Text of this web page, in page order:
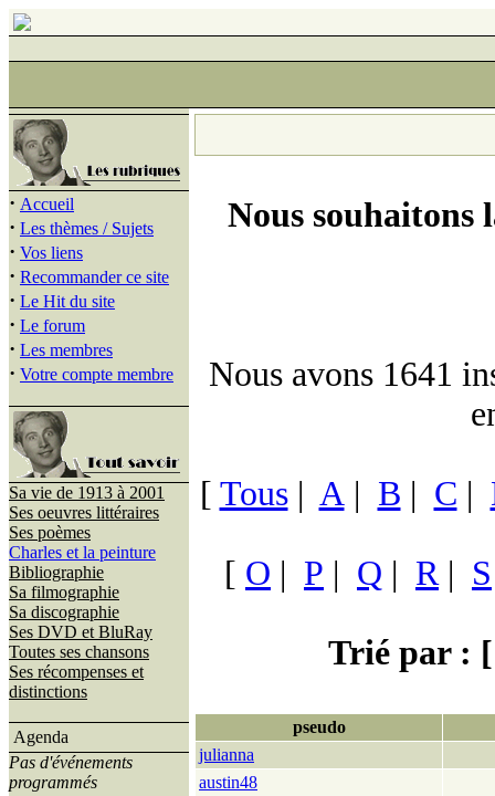
· Accueil
· Les thèmes / Sujets
· Vos liens
· Recommander ce site
· Le Hit du site
· Le forum
· Les membres
· Votre compte membre
Sa vie de 1913 à 2001
Ses oeuvres littéraires
Ses poèmes
Charles et la peinture
Bibliographie
Sa filmographie
Sa discographie
Ses DVD et BluRay
Toutes ses chansons
Ses récompenses et
distinctions
Agenda
Pas d'événements
programmés
Nous souhaitons
Nous avons 1641
[ Tous| A| B | C |
[ O | P | Q | R| S
Trié par : [
pseudo
julianna
austin48